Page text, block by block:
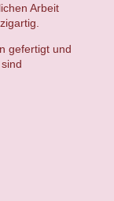
Arbeit
gefertigt und